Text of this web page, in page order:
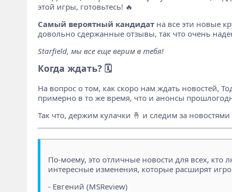
этой игры, готовьтесь! 🔥
Самый вероятный кандидатна все эти новые
довольно сдержанные отзывы, так что очень
Starfield, мы все еще верим в тебя!
Когда ждать? 🗓️
На вопрос о том, как скоро нам ждать новостей,
примерно в то же время, что и анонсы
Так что, держим кулачки 🤞 и следим за
По-моему, это отличные новости для всех, кто
интересные изменения, которые расширят
- Евгений (MSReview)